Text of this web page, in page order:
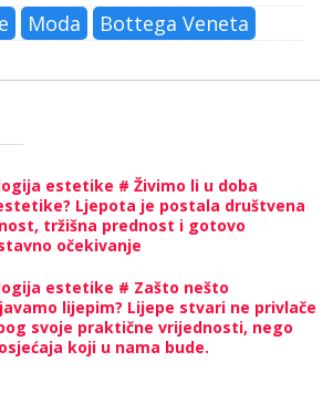
Moda Bottega Veneta
estetike # Živimo li u doba
Ljepota je postala društvena
tržišna prednost i gotovo
očekivanje
estetike # Zašto nešto
lijepim? Lijepe stvari ne privlače
svoje praktične vrijednosti, nego
koji u nama bude.